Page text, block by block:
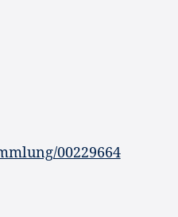
00229664